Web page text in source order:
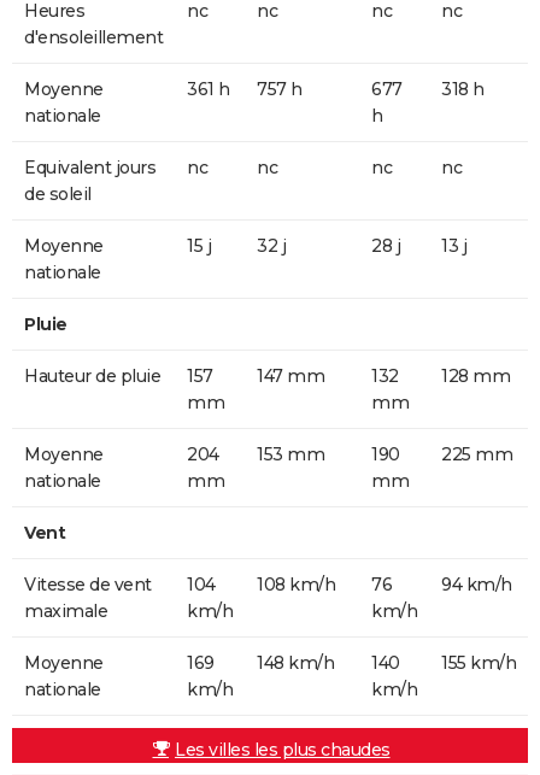
Heures
d'ensoleillement
nc nc nc nc
Moyenne
nationale
361 h 757 h
677
h
318 h
Equivalent jours
de soleil
nc nc nc nc
Moyenne
nationale
15 j 32 j 28 j 13 j
Pluie
Hauteur de pluie
157
mm
147 mm
132
mm
128 mm
Moyenne
nationale
204
mm
153 mm
190
mm
225 mm
Vent
Vitesse de vent
maximale
104
km/h
108 km/h
76
km/h
94 km/h
Moyenne
nationale
169
km/h
148 km/h
140
km/h
155 km/h
Les villes les plus chaudes